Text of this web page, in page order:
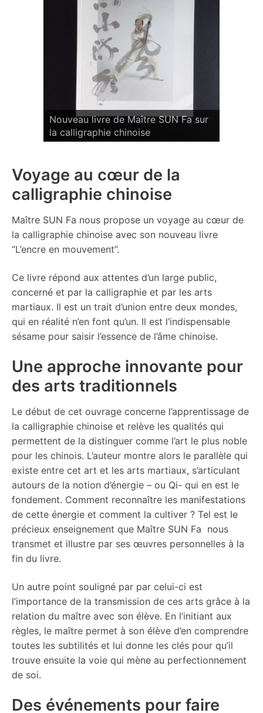
Nouveau livre de Maître SUN Fa sur
la calligraphie chinoise
Voyage au cœur de la
calligraphie chinoise
Maître SUN Fa nous propose un voyage au cœur de
la calligraphie chinoise avec son nouveau livre
“L’encre en mouvement”.
Ce livre répond aux attentes d’un large public,
concerné et par la calligraphie et par les arts
martiaux. Il est un trait d’union entre deux mondes,
qui en réalité n’en font qu’un. Il est l’indispensable
sésame pour saisir l’essence de l’âme chinoise.
Une approche innovante pour
des arts traditionnels
Le début de cet ouvrage concerne l’apprentissage de
la calligraphie chinoise et relève les qualités qui
permettent de la distinguer comme l’art le plus noble
pour les chinois. L’auteur montre alors le parallèle qui
existe entre cet art et les arts martiaux, s’articulant
autours de la notion d’énergie – ou Qi- qui en est le
fondement. Comment reconnaître les manifestations
de cette énergie et comment la cultiver ? Tel est le
précieux enseignement que Maître SUN Fa nous
transmet et illustre par ses œuvres personnelles à la
fin du livre.
Un autre point souligné par par celui-ci est
l’importance de la transmission de ces arts grâce à la
relation du maître avec son élève. En l’initiant aux
règles, le maître permet à son élève d’en comprendre
toutes les subtilités et lui donne les clés pour qu’il
trouve ensuite la voie qui mène au perfectionnement
de soi.
Des événements pour faire